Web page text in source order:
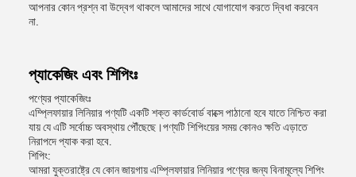
আপনার কোন প্রশ্ন বা উদ্বেগ থাকলে আমাদের সাথে যোগাযোগ করতে দ্বিধা করবেন
না.
প্যাকেজিং এবং শিপিংঃ
পণ্যের প্যাকেজিংঃ
এম্প্লিফায়ার লিনিয়ার পণ্যটি একটি শক্ত কার্ডবোর্ড বাক্সে পাঠানো হবে যাতে নিশ্চিত করা
যায় যে এটি সর্বোচ্চ অবস্থায় পৌঁছেছে।পণ্যটি শিপিংয়ের সময় কোনও ক্ষতি এড়াতে
নিরাপদে প্যাক করা হবে.
শিপিং:
আমরা যুক্তরাষ্ট্রে যে কোন জায়গায় এম্প্লিফায়ার লিনিয়ার পণ্যের জন্য বিনামূল্যে শিপিং